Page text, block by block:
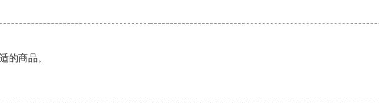
的商品。